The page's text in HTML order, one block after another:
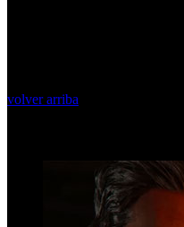
volver arriba